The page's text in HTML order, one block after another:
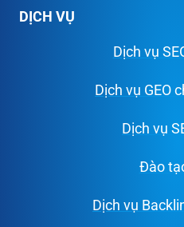
DỊCH VỤ
Dịch vụ
Dịch vụ GEO
Dịch vụ
Đào
Dịch vụ